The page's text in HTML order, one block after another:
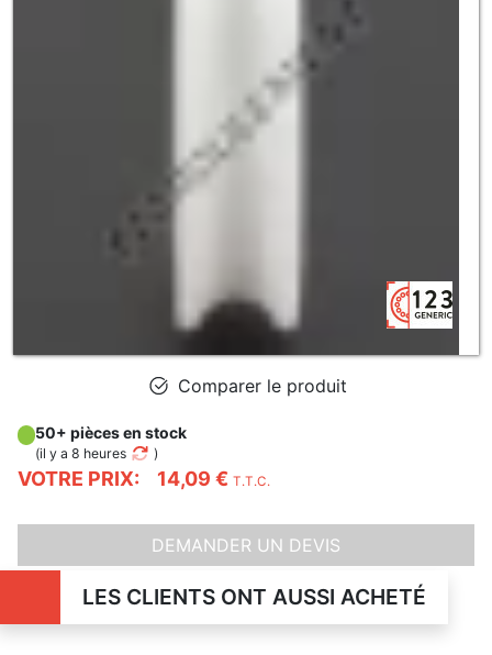
Comparer le produit
VOTRE PRIX: 14,09 € T.T.C.
50+ pièces en stock
(il y a 8 heures )
DEMANDER UN DEVIS
LES CLIENTS ONT AUSSI ACHETÉ